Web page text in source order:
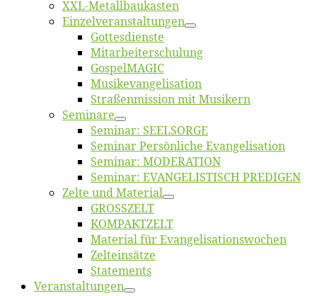
XXL-Me­­tal­l­­bau­­kas­­ten
Einzelver­an­stal­tungen
Got­tes­diens­te
Mitarbeiter­schulung
Gos­pel­MA­GIC
Musikevan­ge­li­sa­tion
Straßenmis­sion mit Musikern
Se­mi­na­re
Se­mi­nar: SEELSORGE
Se­mi­nar Per­sön­li­che Evangelisation
Se­mi­nar: MODERATION
Se­mi­nar: EVANGELISTISCH PREDIGEN
Zel­te und Material
GROSSZELT
KOMPAKTZELT
Ma­te­ri­al für Evangelisationswochen
Zelt­ein­sät­ze
State­ments
Ver­an­stal­tun­gen